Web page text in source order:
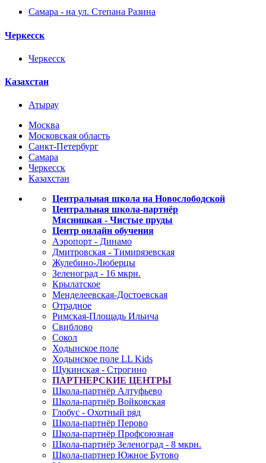
Самара - на ул. Степана Разина
Черкесск
Черкесск
Казахстан
Атырау
Москва
Московская область
Санкт-Петербург
Самара
Черкесск
Казахстан
Центральная школа на Новослободской
Центральная школа-партнёр
Мясницкая - Чистые пруды
Центр онлайн обучения
Аэропорт - Динамо
Дмитровская - Тимирязевская
Жулебино-Люберцы
Зеленоград - 16 мкрн.
Крылатское
Менделеевская-Достоевская
Отрадное
Римская-Площадь Ильича
Свиблово
Сокол
Ходынское поле
Ходынское поле LL Kids
Щукинская - Строгино
ПАРТНЕРСКИЕ ЦЕНТРЫ
Школа-партнёр Алтуфьево
Школа-партнёр Войковская
Глобус - Охотный ряд
Школа-партнёр Перово
Школа-партнёр Профсоюзная
Школа-партнёр Зеленоград - 8 мкрн.
Школа-партнер Южное Бутово